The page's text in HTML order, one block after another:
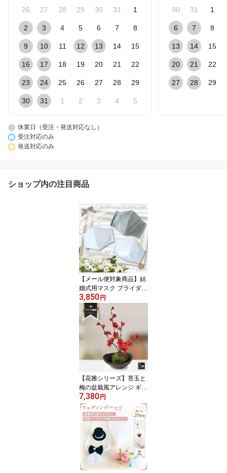
26 27 28 29 30 31 1
2 3 4 5 6 7 8
9 10 11 12 13 14 15
16 17 18 19 20 21 22
23 24 25 26 27 28 29
30 31 1 2 3 4 5
30 31 1
6 7 8
13 14 15
20 21 22
27 28 29
休業日（受注・発送対応なし）
受注対応のみ
発送対応のみ
ショップ内の注目商品
【メール便対象商品】結
婚式用マスク ブライダル
マスク ウェディングマス
ク マスク ペアマスク フ
ォーマルマスク 新郎新婦
マスク ギフト 結婚式 プ
レゼント
3,850円
【花雅シリーズ】苔玉と
梅の盆栽風アレンジ ギフ
ト 季節の花 インテリア
アレンジ 和風 造花 プレ
ゼント 和室 盆栽 和モ
ダン 母の日 ギフト ※生
花ではありません
7,380円